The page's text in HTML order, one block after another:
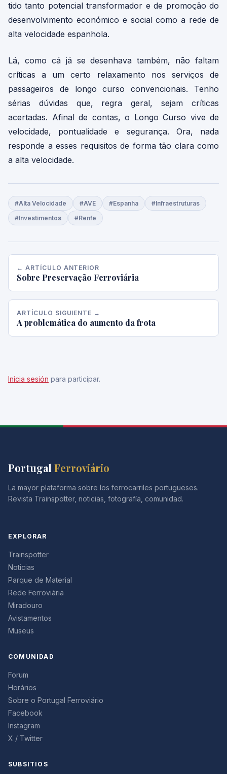
tido tanto potencial transformador e de promoção do
desenvolvimento económico e social como a rede de
alta velocidade espanhola.
Lá, como cá já se desenhava também, não faltam
críticas a um certo relaxamento nos serviços de
passageiros de longo curso convencionais. Tenho
sérias dúvidas que, regra geral, sejam críticas
acertadas. Afinal de contas, o Longo Curso vive de
velocidade, pontualidade e segurança. Ora, nada
responde a esses requisitos de forma tão clara como
a alta velocidade.
#Alta Velocidade #AVE #Espanha
#Infraestruturas
#Investimentos
#Renfe
← ARTÍCULO ANTERIOR
Sobre Preservação Ferroviária
ARTÍCULO SIGUIENTE →
A problemática do aumento da frota
Inicia sesión para participar.
Portugal Ferroviário
La mayor plataforma sobre los ferrocarriles portugueses.
Revista Trainspotter, noticias, fotografía, comunidad.
EXPLORAR
Trainspotter
Noticias
Parque de Material
Rede Ferroviária
Miradouro
Avistamentos
Museus
COMUNIDAD
Forum
Horários
Sobre o Portugal Ferroviário
Facebook
Instagram
X / Twitter
SUBSITIOS